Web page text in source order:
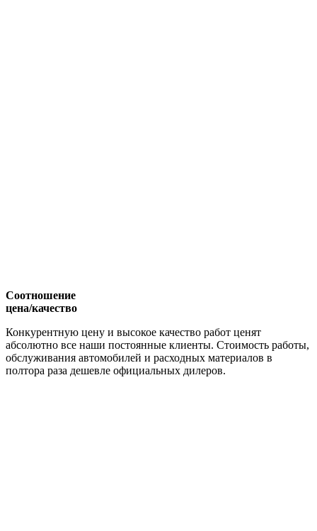
Соотношение
цена/качество
Конкурентную цену и высокое качество работ ценят
абсолютно все наши постоянные клиенты. Стоимость работы,
обслуживания автомобилей и расходных материалов в
полтора раза дешевле официальных дилеров.